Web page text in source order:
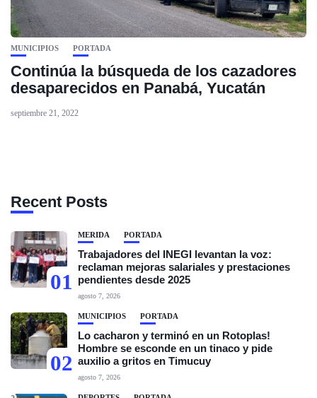
MUNICIPIOS PORTADA
Continúa la búsqueda de los cazadores
desaparecidos en Panabá, Yucatán
septiembre 21, 2022
Recent Posts
01
MÉRIDA PORTADA
Trabajadores del INEGI levantan la voz:
reclaman mejoras salariales y prestaciones
pendientes desde 2025
agosto 7, 2026
02
MUNICIPIOS PORTADA
Lo cacharon y terminó en un Rotoplas!
Hombre se esconde en un tinaco y pide
auxilio a gritos en Timucuy
agosto 7, 2026